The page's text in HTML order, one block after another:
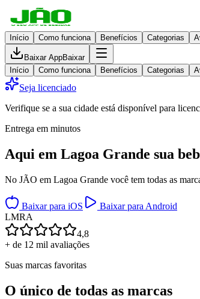
Início Como funciona Benefícios Categorias
Baixar AppBaixar
Início
Como funciona Benefícios Categorias
Seja licenciado
Verifique se a sua cidade está disponível para
Entrega em minutos
Aqui em Lagoa Grande sua
No JÃO em Lagoa Grande você tem todas as
Baixar para iOS
Baixar para Android
LMRA
4,8
+ de 12 mil avaliações
Suas marcas favoritas
O único de todas as marcas